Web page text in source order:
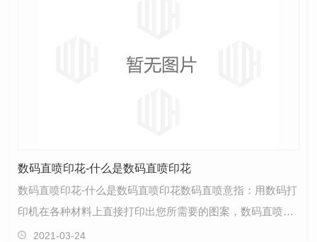
数码直喷印花-什么是数码直喷印花
数码直喷印花-什么是数码直喷印花数码直喷意指：用数码打
印机在各种材料上直接打印出您所需要的图案，数码直喷的
T恤定制打破了曾经T恤制作技能瓶颈，完成了真实意…
2021-03-24